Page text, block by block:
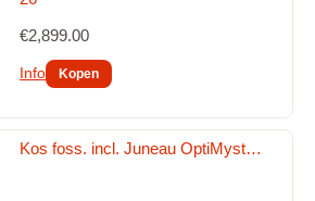
waterdamp) vrijstaande haarden
2026
haarden inclusief schouw
€2,899.00
Info
Kos foss. incl. Juneau OptiMyst…